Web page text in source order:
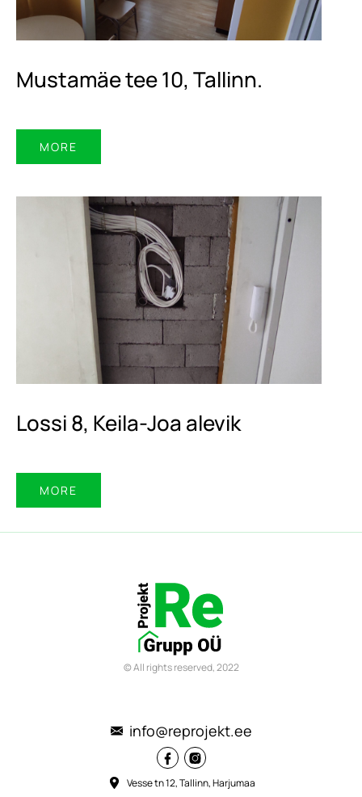
Mustamäe tee 10, Tallinn.
MORE
Lossi 8, Keila-Joa alevik
MORE
© All rights reserved, 2022
info@reprojekt.ee
Vesse tn 12, Tallinn, Harjumaa